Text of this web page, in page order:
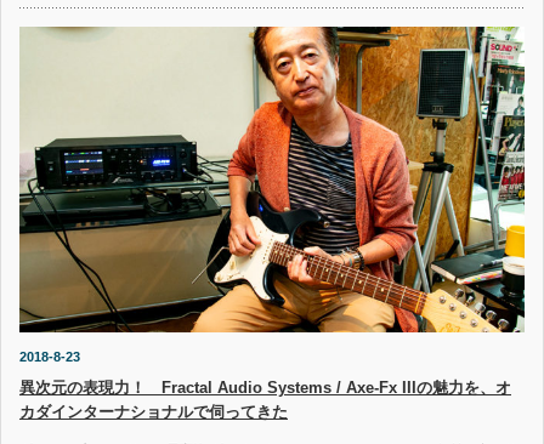
2018-8-23
異次元の表現力！ Fractal Audio Systems / Axe-Fx IIIの魅力を、オ
カダインターナショナルで伺ってきた